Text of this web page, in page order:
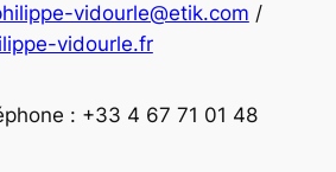
vidourle@etik.com /
vidourle.fr
: +33 4 67 71 01 48